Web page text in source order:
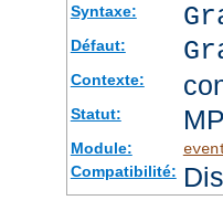
Syntaxe:
Défaut:
Contexte:
Statut:
Module:
Compatibilité: